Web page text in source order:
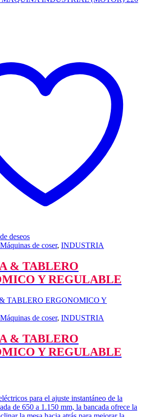
deseos
de coser, INDUSTRIA
& TABLERO
Y REGULABLE
de coser, INDUSTRIA
& TABLERO
Y REGULABLE
para el ajuste instantáneo de la
de 650 a 1.150 mm, la bancada ofrece la